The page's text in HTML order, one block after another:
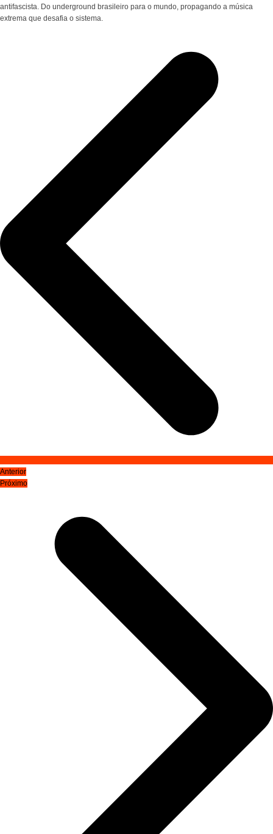
antifascista. Do underground brasileiro para o mundo, propagando a música
extrema que desafia o sistema.
Anterior
Próximo